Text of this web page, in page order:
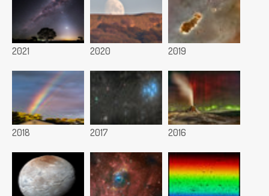
2021 2020 2019
2018 2017 2016